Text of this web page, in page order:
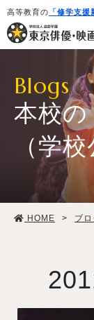
高等教育の 「修学支援
学校紹介・教
学生生活
就職・デビュー
Blogs
本校
（学
HOME > ブロ